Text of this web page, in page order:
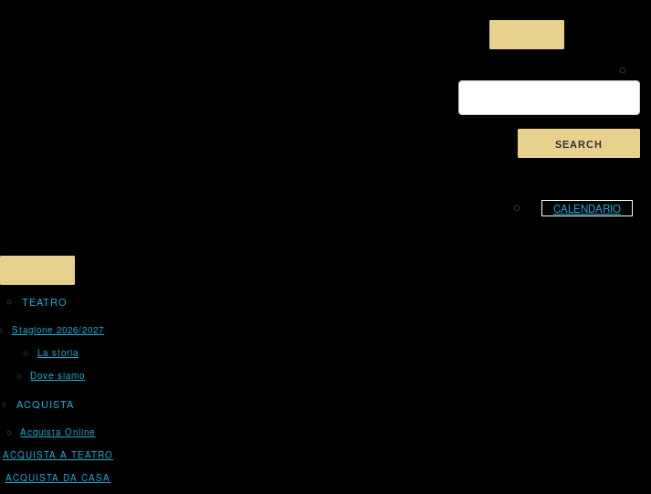
CALENDARIO
TEATRO
Stagione 2026/2027
La storia
Dove siamo
ACQUISTA
Acquista Online
ACQUISTA A TEATRO
ACQUISTA DA CASA